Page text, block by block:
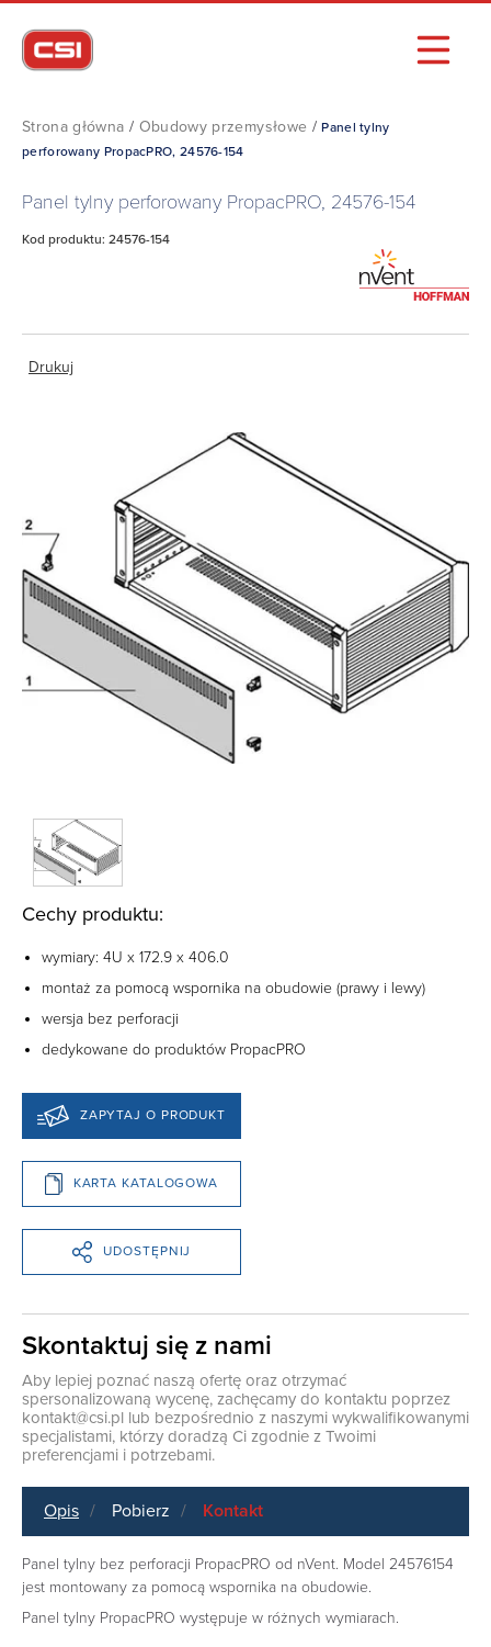
Strona główna / Obudowy przemysłowe /Panel tylny
perforowany PropacPRO, 24576-154
Panel tylny perforowany PropacPRO, 24576-154
Kod produktu: 24576-154
Drukuj
Cechy produktu:
wymiary: 4U x 172.9 x 406.0
montaż za pomocą wspornika na obudowie (prawy i lewy)
wersja bez perforacji
dedykowane do produktów PropacPRO
ZAPYTAJ O PRODUKT
KARTA KATALOGOWA
UDOSTĘPNIJ
Skontaktuj się z nami
Aby lepiej poznać naszą ofertę oraz otrzymać
spersonalizowaną wycenę, zachęcamy do kontaktu poprzez
kontakt@csi.pl lub bezpośrednio z naszymi wykwalifikowanymi
specjalistami, którzy doradzą Ci zgodnie z Twoimi
preferencjami i potrzebami.
Opis Pobierz Kontakt
Panel tylny bez perforacji PropacPRO od nVent. Model 24576154
jest montowany za pomocą wspornika na obudowie.
Panel tylny PropacPRO występuje w różnych wymiarach.